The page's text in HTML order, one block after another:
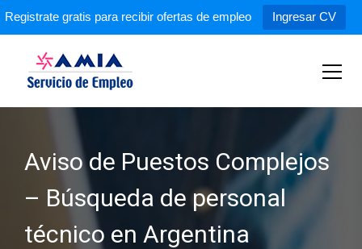
Registrate gratis para recibir ofertas de empleo Ingresar CV
Servicio de Empleo AMIA
Aviso de Puestos Complejos
– Búsqueda de personal
técnico en Argentina